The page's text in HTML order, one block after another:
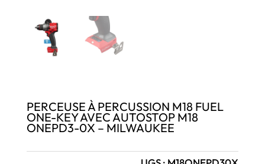
PERCEUSE À PERCUSSION M18 FUEL
ONE-KEY AVEC AUTOSTOP M18
ONEPD3-0X – MILWAUKEE